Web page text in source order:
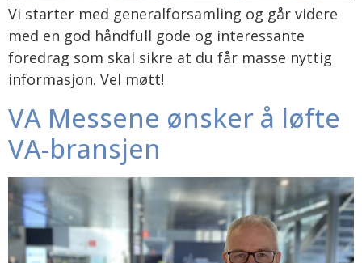
Vi starter med generalforsamling og går videre
med en god håndfull gode og interessante
foredrag som skal sikre at du får masse nyttig
informasjon. Vel møtt!
VA Messene ønsker å løfte
VA-bransjen